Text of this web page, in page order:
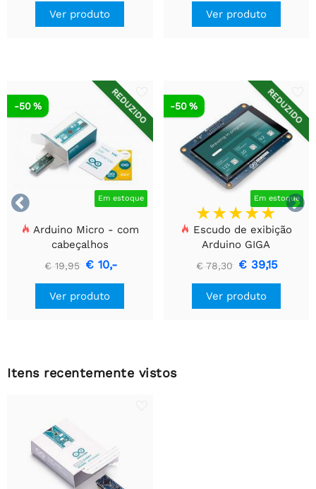
Ver produto Ver produto


REDUZIDO
Em estoque
-50 %
Arduino Micro - com
cabeçalhos
€ 19,95 € 10,-
Ver produto
REDUZIDO
Em estoque
-50 %
Escudo de exibição
Arduino GIGA
€ 78,30 € 39,15
Ver produto
Itens recentemente vistos